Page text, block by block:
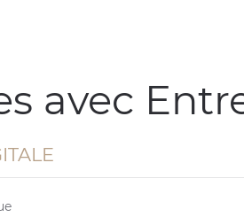
avec